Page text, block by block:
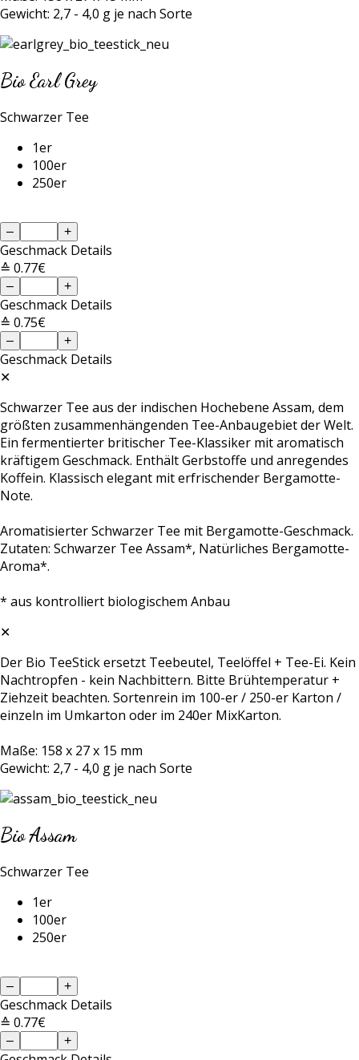
Gewicht: 2,7 - 4,0 g je nach Sorte
Bio Earl Grey
Schwarzer Tee
1er
100er
250er
– +
Geschmack Details
≙ 0.77€
– +
Geschmack Details
≙ 0.75€
– +
Geschmack Details
✕
Schwarzer Tee aus der indischen Hochebene Assam, dem
größten zusammenhängenden Tee-Anbaugebiet der Welt.
Ein fermentierter britischer Tee-Klassiker mit aromatisch
kräftigem Geschmack. Enthält Gerbstoffe und anregendes
Koffein. Klassisch elegant mit erfrischender Bergamotte-
Note.
Aromatisierter Schwarzer Tee mit Bergamotte-Geschmack.
Zutaten: Schwarzer Tee Assam*, Natürliches Bergamotte-
Aroma*.
* aus kontrolliert biologischem Anbau
✕
Der Bio TeeStick ersetzt Teebeutel, Teelöffel + Tee-Ei. Kein
Nachtropfen - kein Nachbittern. Bitte Brühtemperatur +
Ziehzeit beachten. Sortenrein im 100-er / 250-er Karton /
einzeln im Umkarton oder im 240er MixKarton.
Maße: 158 x 27 x 15 mm
Gewicht: 2,7 - 4,0 g je nach Sorte
Bio Assam
Schwarzer Tee
1er
100er
250er
– +
Geschmack Details
≙ 0.77€
– +